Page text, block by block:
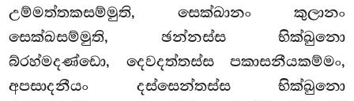
උම්මත්තකසම්මුති, සෙක්ඛානං කුලානං
සෙක්ඛසම්මුති, ඡන්නස්ස භික්ඛුනො
බ්රහ්මදණ්ඩො, දෙවදත්තස්ස පකාසනීයකම්මං,
අපසාදනීයං දස්සෙන්තස්ස භික්ඛුනො